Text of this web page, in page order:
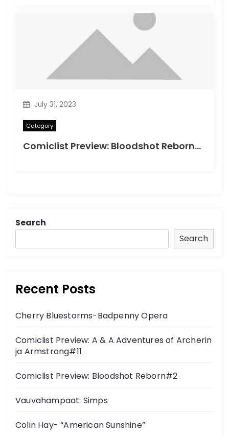
July 31, 2023
Category
Comiclist Preview: Bloodshot Reborn#2
Search
Search
Recent Posts
Cherry Bluestorms-Badpenny Opera
Comiclist Preview: A & A Adventures of Archerin
ja Armstrong#11
Comiclist Preview: Bloodshot Reborn#2
Vauvahampaat: Simps
Colin Hay- “American Sunshine”